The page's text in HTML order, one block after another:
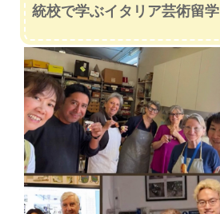
統校で学ぶイタリア芸術留学